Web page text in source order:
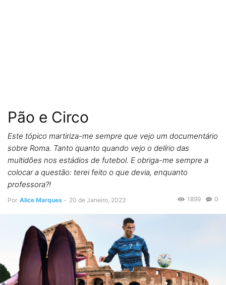
Pão e Circo
Este tópico martiriza-me sempre que vejo um documentário
sobre Roma. Tanto quanto quando vejo o delírio das
multidões nos estádios de futebol. E obriga-me sempre a
colocar a questão: terei feito o que devia, enquanto
professora?!
Por Alice Marques - 20 de Janeiro, 2023 0
1899